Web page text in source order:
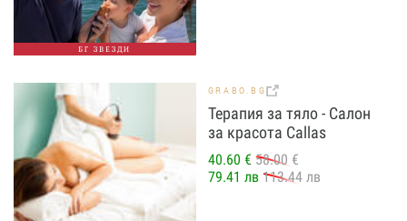
БГ ЗВЕЗДИ
GRABO.BG
Терапия за тяло - Салон
за красота Callas
40.60 € 58.00 €
79.41 лв 113.44 лв